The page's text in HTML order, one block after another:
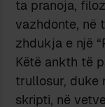
ta pranoja,
vazhdonte, në
zhdukja e një
Këtë ankth të
trullosur, duke
skripti, në